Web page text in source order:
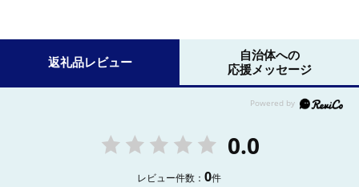
返礼品レビュー
自治体への
応援メッセージ
0.0
レビュー件数：0件